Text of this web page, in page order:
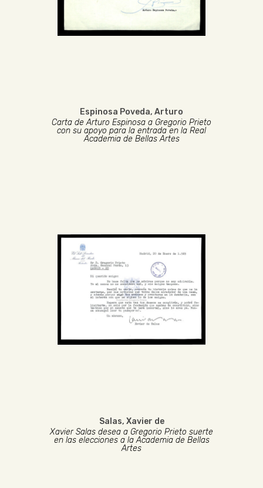
Espinosa Poveda, Arturo
Carta de Arturo Espinosa a Gregorio Prieto
con su apoyo para la entrada en la Real
Academia de Bellas Artes
Salas, Xavier de
Xavier Salas desea a Gregorio Prieto suerte
en las elecciones a la Academia de Bellas
Artes